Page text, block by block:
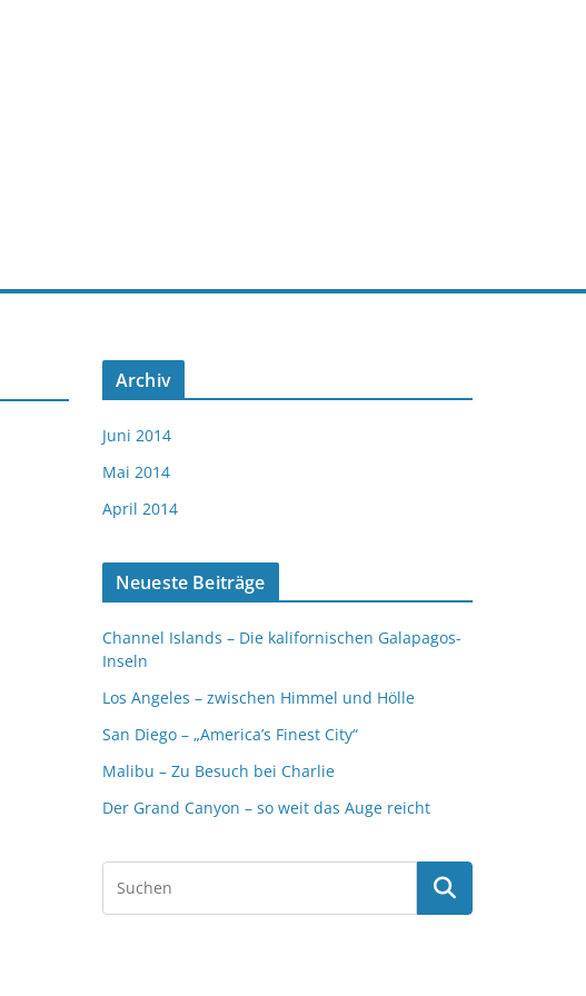
Archiv
Juni 2014
Mai 2014
April 2014
Neueste Beiträge
Channel Islands – Die kalifornischen Galapagos-
Inseln
Los Angeles – zwischen Himmel und Hölle
San Diego – „America’s Finest City“
Malibu – Zu Besuch bei Charlie
Der Grand Canyon – so weit das Auge reicht